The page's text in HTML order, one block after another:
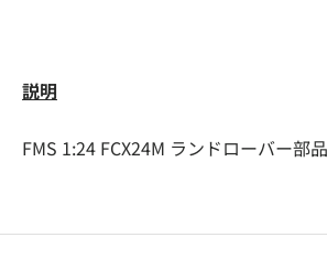
説明
FMS 1:24 FCX24M ランドローバー部品